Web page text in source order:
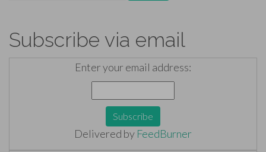
Subscribe via email
Enter your email address:
Delivered by FeedBurner